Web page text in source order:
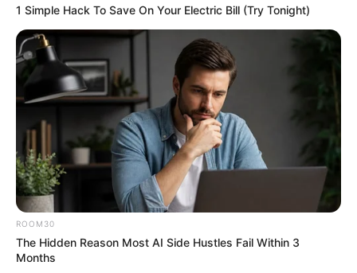
การเปลี่ยนแปลง หรือการเปลี่ยนแปลงนั้นทำยาก โอ๊ย…
สำหรับ คุณแล้วการเปลี่ยนแปลงเป็นเรื่องง่ายหรือหมูมาก
ๆ เพราะคุณเป็นคนที่มีความยืดหยุ่นสูงมาก เข้าขั้น
ปรมาจารย์เลยทีเดียว ดังนั้นอะไรๆ ก็ตามที่มาใหม่ คุณมัก
จะเข้าใจและเรียนรู้ได้เร็วก่อนใครอยู่เสมอๆ เรื่องของ
กระแสไม่ว่าจะเป็นในเรื่องของแฟชั่น การเมือง ความรู้ คุณ
จะสามารถจับกระแสของสิ่งเหล่านั้นได้ก่อนใคร รวมถึงคุณ
ยังเป็นคนที่สื่อสารหรือพูดชักจูงให้คนอื่นเคลิบเคลิ้มหรือ
คล้อย ตามได้ดีอีกด้วย ทั้งหมดนี้ทำให้การทำงานของคุณ
เป็นลักษณะเล่นกับกระแส อิงกับกระแส แล้วใช้การต่อรอง
แลกผลประโยชน์อย่างรวดเร็วในการกำชัยชนะอยู่สมอๆ
1 Simple Hack To Save On Your Electric Bill (Try Tonight)
ROOM30
The Hidden Reason Most AI Side Hustles Fail Within 3
Months